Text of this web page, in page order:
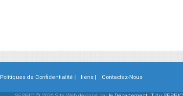
Politiques de Confidentialité | liens | Contactez-Nous